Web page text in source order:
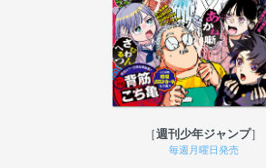
週刊少年ジャンプ
毎週月曜日発売